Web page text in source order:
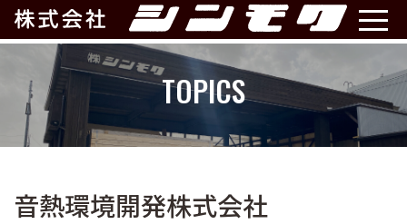
TOPICS
音熱環境開発株式会社